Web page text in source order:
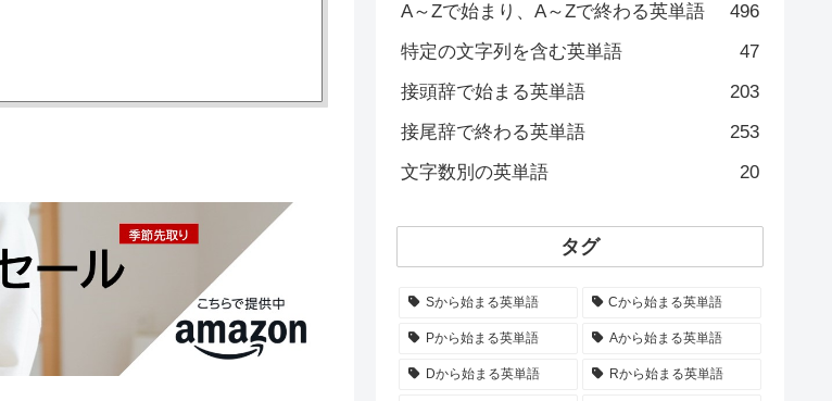
A～Zで始まり、A～Zで終わる英単語
496
特定の文字列を含む英単語
47
接頭辞で始まる英単語
203
接尾辞で終わる英単語
253
文字数別の英単語
20
タグ
Sから始まる英単語 Cから始まる英単語
Pから始まる英単語 Aから始まる英単語
Dから始まる英単語 Rから始まる英単語